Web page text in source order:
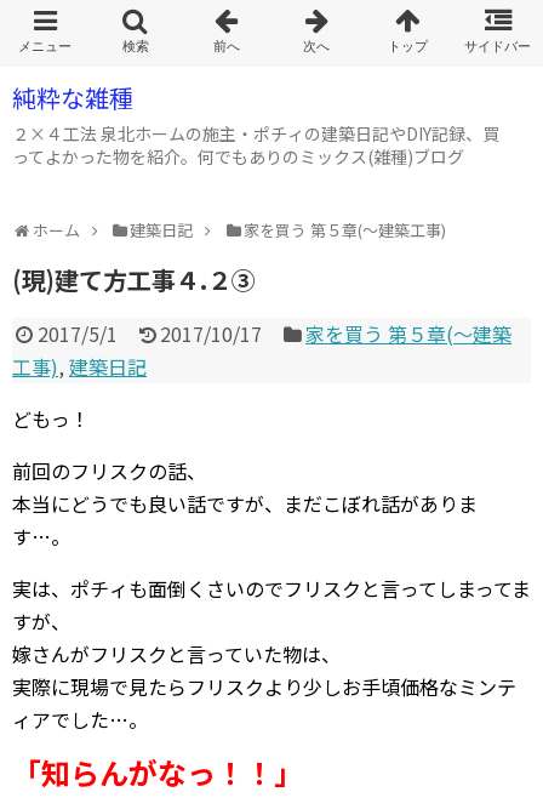
純粋な雑種
２×４工法 泉北ホームの施主・ポチィの建築日記やDIY記録、買
ってよかった物を紹介。何でもありのミックス(雑種)ブログ
ホーム 建築日記 家を買う 第５章(～建築工事)
(現)建て方工事４.２③
2017/5/1 2017/10/17
家を買う 第５章(～建築
工事), 建築日記
どもっ！
前回のフリスクの話、
本当にどうでも良い話ですが、まだこぼれ話がありま
す…。
実は、ポチィも面倒くさいのでフリスクと言ってしまってま
すが、
嫁さんがフリスクと言っていた物は、
実際に現場で見たらフリスクより少しお手頃価格なミンテ
ィアでした…。
「知らんがなっ！！」